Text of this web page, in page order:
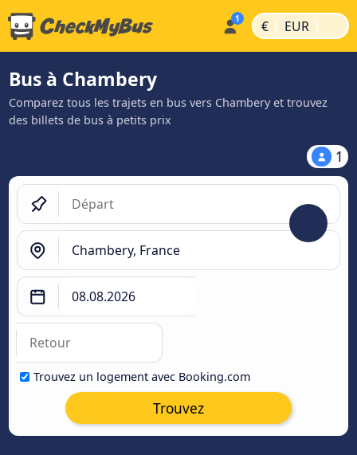
€ | EUR |
Bus à Chambery
Comparez tous les trajets en bus vers Chambery et trouvez
des billets de bus à petits prix
1
Trouvez un logement avec Booking.com
Trouvez